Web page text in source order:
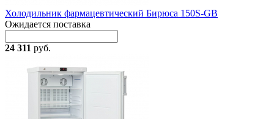
Холодильник фармацевтический Бирюса 150S-GB
Ожидается поставка
24 311 руб.